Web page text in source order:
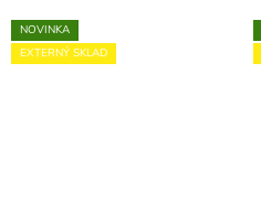
NOVINKA
EXTERNÝ SKLAD